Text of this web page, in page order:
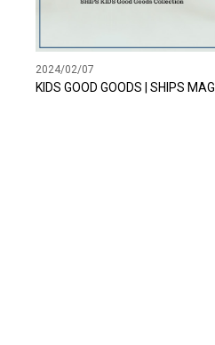
2024/02/07
KIDS GOOD GOODS | SHIPS MAG